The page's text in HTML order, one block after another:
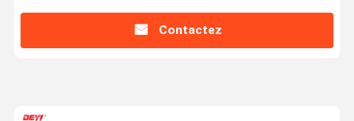
Contactez